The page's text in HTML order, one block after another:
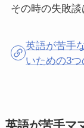
その時の失敗
英語が苦手
いための3つ
英語が苦手マ